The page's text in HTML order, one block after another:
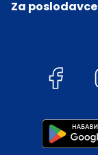
Za poslodavce